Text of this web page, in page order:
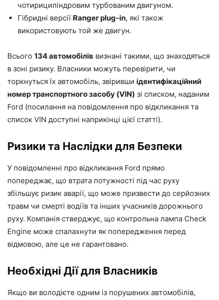
чотирициліндровим турбованим двигуном.
Гібридні версії Ranger plug-in, які також
використовують той же двигун.
Всього 134 автомобілів визнані такими, що знаходяться
в зоні ризику. Власники можуть перевірити, чи
торкнуться їх автомобіль, звіривши ідентифікаційний
номер транспортного засобу (VIN) зі списком, наданим
Ford (посилання на повідомлення про відкликання та
список VIN доступні наприкінці цієї статті).
Ризики та Наслідки для Безпеки
У повідомленні про відкликання Ford прямо
попереджає, що втрата потужності під час руху
збільшує ризик аварії, що може призвести до серйозних
травм чи смерті водіїв та інших учасників дорожнього
руху. Компанія стверджує, що контрольна лампа Check
Engine може спалахнути як попередження перед
відмовою, але це не гарантовано.
Необхідні Дії для Власників
Якщо ви володієте одним із порушених автомобілів,